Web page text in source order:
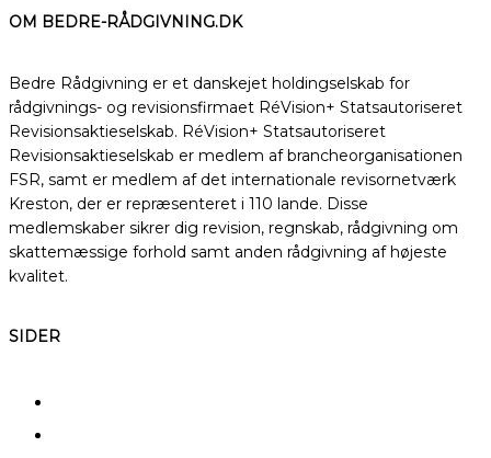
OM BEDRE-RÅDGIVNING.DK
Bedre Rådgivning er et danskejet holdingselskab for
rådgivnings- og revisionsfirmaet RéVision+ Statsautoriseret
Revisionsaktieselskab. RéVision+ Statsautoriseret
Revisionsaktieselskab er medlem af brancheorganisationen
FSR, samt er medlem af det internationale revisornetværk
Kreston, der er repræsenteret i 110 lande. Disse
medlemskaber sikrer dig revision, regnskab, rådgivning om
skattemæssige forhold samt anden rådgivning af højeste
kvalitet.
SIDER